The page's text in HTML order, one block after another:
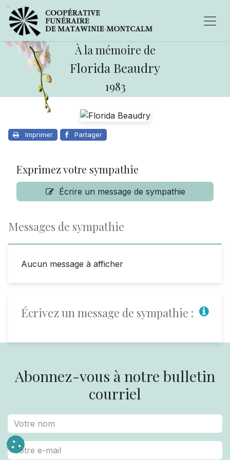
À la mémoire de
Florida Beaudry
1983
Imprimer Partager
Exprimez votre sympathie
Écrire un message de sympathie
Messages de sympathie
Aucun message à afficher
Écrivez un message de sympathie :
Abonnez-vous à notre bulletin
courriel